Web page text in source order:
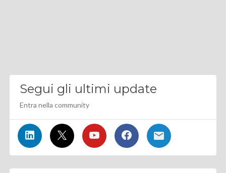
Segui gli ultimi update
Entra nella community